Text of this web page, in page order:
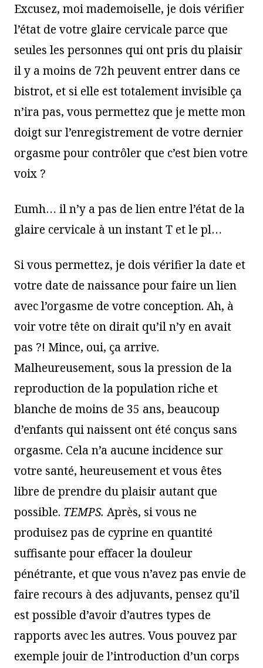
Excusez, moi mademoiselle, je dois vérifier
l’état de votre glaire cervicale parce que
seules les personnes qui ont pris du plaisir
il y a moins de 72h peuvent entrer dans ce
bistrot, et si elle est totalement invisible ça
n’ira pas, vous permettez que je mette mon
doigt sur l’enregistrement de votre dernier
orgasme pour contrôler que c’est bien votre
voix ?
Eumh… il n’y a pas de lien entre l’état de la
glaire cervicale à un instant T et le pl…
Si vous permettez, je dois vérifier la date et
votre date de naissance pour faire un lien
avec l’orgasme de votre conception. Ah, à
voir votre tête on dirait qu’il n’y en avait
pas ?! Mince, oui, ça arrive.
Malheureusement, sous la pression de la
reproduction de la population riche et
blanche de moins de 35 ans, beaucoup
d’enfants qui naissent ont été conçus sans
orgasme. Cela n’a aucune incidence sur
votre santé, heureusement et vous êtes
libre de prendre du plaisir autant que
possible. TEMPS. Après, si vous ne
produisez pas de cyprine en quantité
suffisante pour effacer la douleur
pénétrante, et que vous n’avez pas envie de
faire recours à des adjuvants, pensez qu’il
est possible d’avoir d’autres types de
rapports avec les autres. Vous pouvez par
exemple jouir de l’introduction d’un corps